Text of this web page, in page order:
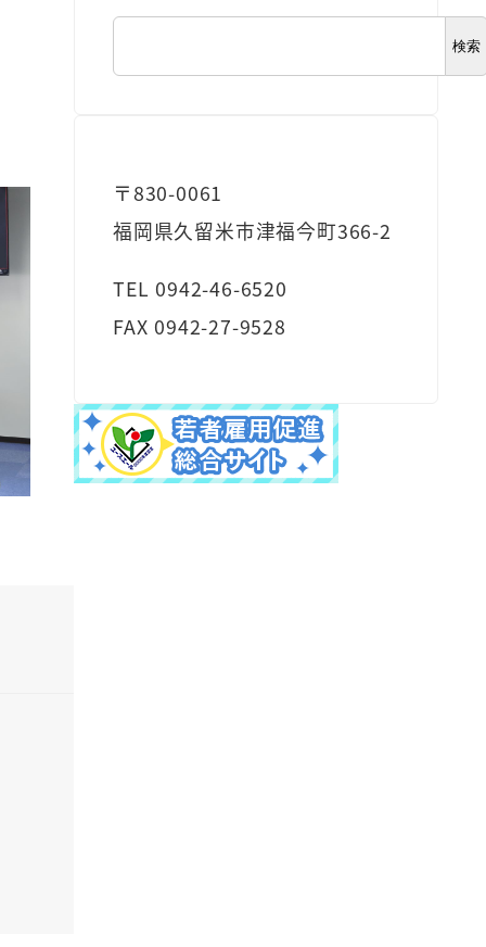
検索
〒830-0061
福岡県久留米市津福今町366-2
TEL 0942-46-6520
FAX 0942-27-9528